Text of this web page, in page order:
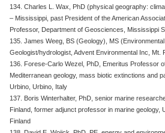
134. Charles L. Wax, PhD (physical geography:
– Mississippi, past President of the American
Professor, Department of Geosciences, Mississippi
135. James Weeg, BS (Geology), MS
Geologist/hydrologist, Advent Environmental Inc, Mt.
136. Forese-Carlo Wezel, PhD, Emeritus Professor
Mediterranean geology, mass biotic extinctions and
Urbino, Urbino, Italy
137. Boris Winterhalter, PhD, senior marine
Finland, former adjunct professor in marine geology,
Finland